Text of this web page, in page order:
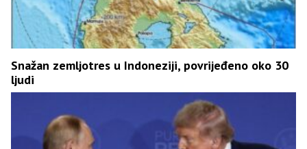
Snažan zemljotres u Indoneziji, povrijeđeno oko 30
ljudi